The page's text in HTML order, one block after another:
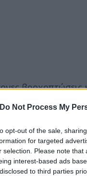
Do Not Process My
opt-out of the sale,
for targeted
selection. Please note
interest-based ads
to third parties
βάση Μόντε